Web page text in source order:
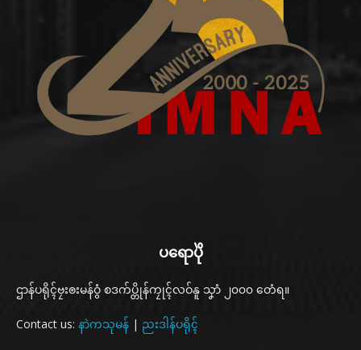
ပရောပိုဲ
ဌာန်ပရိုၚ်ဗၠးၜးမန်ဝွံ စဒက်ပ္တိုန်ကၠုၚ်လဝ်နူ သၞာံ ၂၀၀၀ တေံရ။
Contact us: နာဲကသုမန် | ညးဒါန်ပရိုၚ်